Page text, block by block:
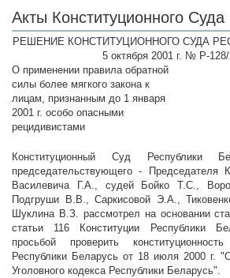
Акты Конституционного Суда
РЕШЕНИЕ КОНСТИТУЦИОННОГО СУДА
5 октября 2001 г. № Р-
О применении правила обратной
силы более мягкого закона к
лицам, признанным до 1 января
2001 г. особо опасными
рецидивистами
Конституционный Суд Республики
председательствующего - Председателя
Василевича Г.А., судей Бойко Т.С.,
Подгруши В.В., Саркисовой Э.А.,
Шуклина В.З. рассмотрел на основании
статьи 116 Конституции Республики
просьбой проверить
Республики Беларусь от 18 июля 2000 г.
Уголовного кодекса Республики Беларусь".